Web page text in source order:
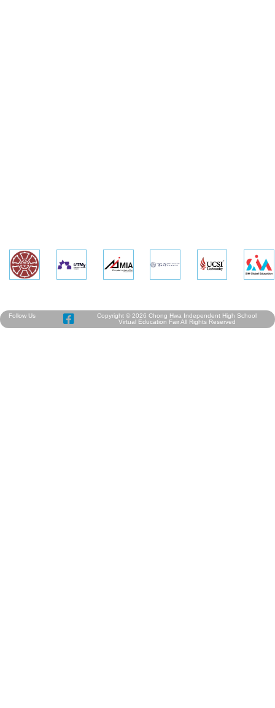
Follow Us
Copyright © 2026 Chong Hwa Independent High School
Virtual Education Fair All Rights Reserved